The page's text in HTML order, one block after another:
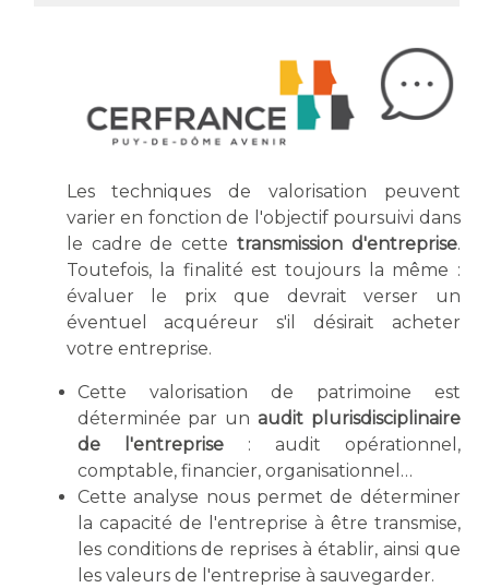
Les techniques de valorisation peuvent
varier en fonction de l'objectif poursuivi dans
le cadre de cette transmission d'entreprise.
Toutefois, la finalité est toujours la même :
évaluer le prix que devrait verser un
éventuel acquéreur s'il désirait acheter
votre entreprise.
Cette valorisation de patrimoine est
déterminée par un audit plurisdisciplinaire
de l'entreprise: audit opérationnel,
comptable, financier, organisationnel…
Cette analyse nous permet de déterminer
la capacité de l'entreprise à être transmise,
les conditions de reprises à établir, ainsi que
les valeurs de l'entreprise à sauvegarder.